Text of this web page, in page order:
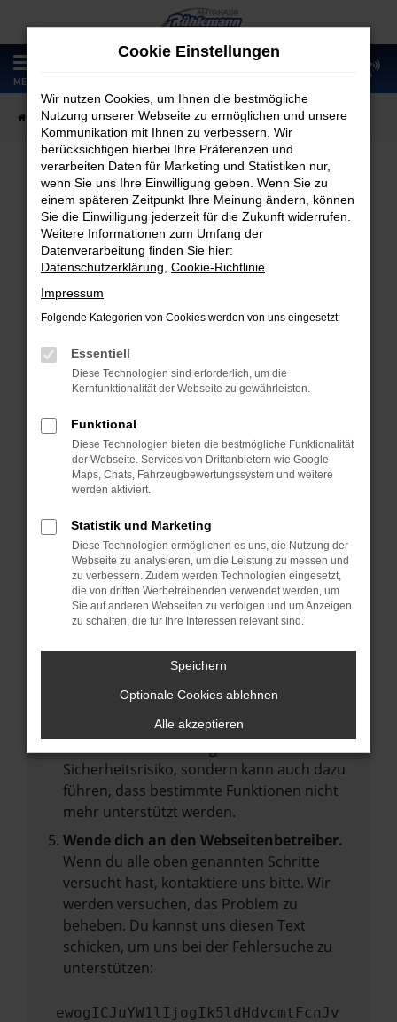
Zum
Hauptinhalt
springen
MENÜ
Startseite Fahrzeugangebote Fahrzeugmarkt
Fahrzeugmarkt
Fehler: Network Error
Beim Laden ist ein Fehler aufgetreten.
Hier sind ein paar Tipps, die dir helfen können:
Überprüfe deine Firewall und deine
Laden andere Webseiten, zum Beispiel
deine Suchmaschine?
Prüfe deine Browsererweiterungen.
Manche Erweiterungen, wie Werbeblocker,
können das Laden bestimmter Seiten
verhindern. Funktioniert die Seite in einem
anderen Browser oder in einem privaten
Fenster?
Starte dein Gerät neu.
vorübergehende Probleme zu beheben.
Betriebssystem auf dem neuesten Stand
Veraltete Software birgt nicht nur ein
Sicherheitsrisiko, sondern kann auch dazu
führen, dass bestimmte Funktionen nicht
mehr unterstützt werden.
Wende dich an den Webseitenbetreiber.
Wenn du alle oben genannten Schritte
versucht hast, kontaktiere uns bitte. Wir
werden versuchen, das Problem zu
beheben. Du kannst uns diesen Text
schicken, um uns bei der Fehlersuche zu
unterstützen:
ewogICJuYW1lIjogIk5ldHdvcmtFcnJv
Cookie Einstellungen
Wir nutzen Cookies, um Ihnen die bestmögliche
Nutzung unserer Webseite zu ermöglichen und unsere
Kommunikation mit Ihnen zu verbessern. Wir
berücksichtigen hierbei Ihre Präferenzen und
verarbeiten Daten für Marketing und Statistiken nur,
wenn Sie uns Ihre Einwilligung geben. Wenn Sie zu
einem späteren Zeitpunkt Ihre Meinung ändern, können
Sie die Einwilligung jederzeit für die Zukunft widerrufen.
Weitere Informationen zum Umfang der
Datenverarbeitung finden Sie hier:
Datenschutzerklärung Cookie-Richtlinie
Impressum
Folgende Kategorien von Cookies werden von uns eingesetzt:
Essentiell
Diese Technologien sind erforderlich, um die
Kernfunktionalität der Webseite zu gewährleisten.
Funktional
Diese Technologien bieten die bestmögliche Funktionalität
der Webseite. Services von Drittanbietern wie Google
Maps, Chats, Fahrzeugbewertungssystem und weitere
werden aktiviert.
Statistik und Marketing
Diese Technologien ermöglichen es uns, die Nutzung der
Webseite zu analysieren, um die Leistung zu messen und
zu verbessern. Zudem werden Technologien eingesetzt,
die von dritten Werbetreibenden verwendet werden, um
Sie auf anderen Webseiten zu verfolgen und um Anzeigen
zu schalten, die für Ihre Interessen relevant sind.
Speichern
Optionale Cookies ablehnen
Alle akzeptieren